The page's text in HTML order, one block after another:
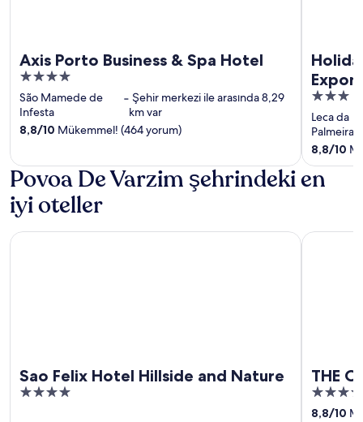
Axis Porto Business & Spa Hotel
4
out
of
5
São Mamede de
Infesta
‐ Şehir merkezi ile arasında 8,29
km var
8,8/10 Mükemmel! (464 yorum)
3
out
of
5
Leca da
Palmeira
8,8/10
Povoa De Varzim şehrindeki en
iyi oteller
Sao Felix Hotel Hillside and Nature
4
Sao Felix Hotel Hillside and Nature
THE
4
out
8,8/10
THE